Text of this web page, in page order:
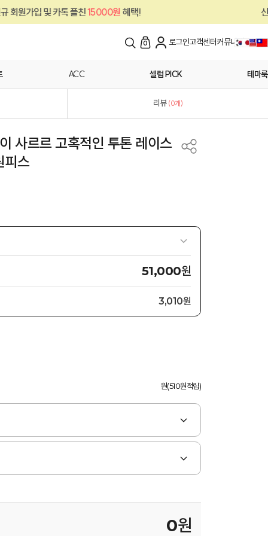
톡 플친15000원혜택! 신규 회원가입 및
0 로그인고객센터커뮤니티
ACC 셀럽 PICK 테마룩
리뷰 (0개)
사르르 고혹적인 투톤 레이스
피스
51,000원
3,010원
원(510원적립)
0원